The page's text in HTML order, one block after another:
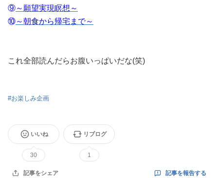
⑨～願望実現瞑想～
⑩～朝食から帰宅まで～
これ全部読んだらお腹いっぱいだな(笑)
#お楽しみ企画
いいね
30
リブログ
1
記事をシェア 記事を報告する